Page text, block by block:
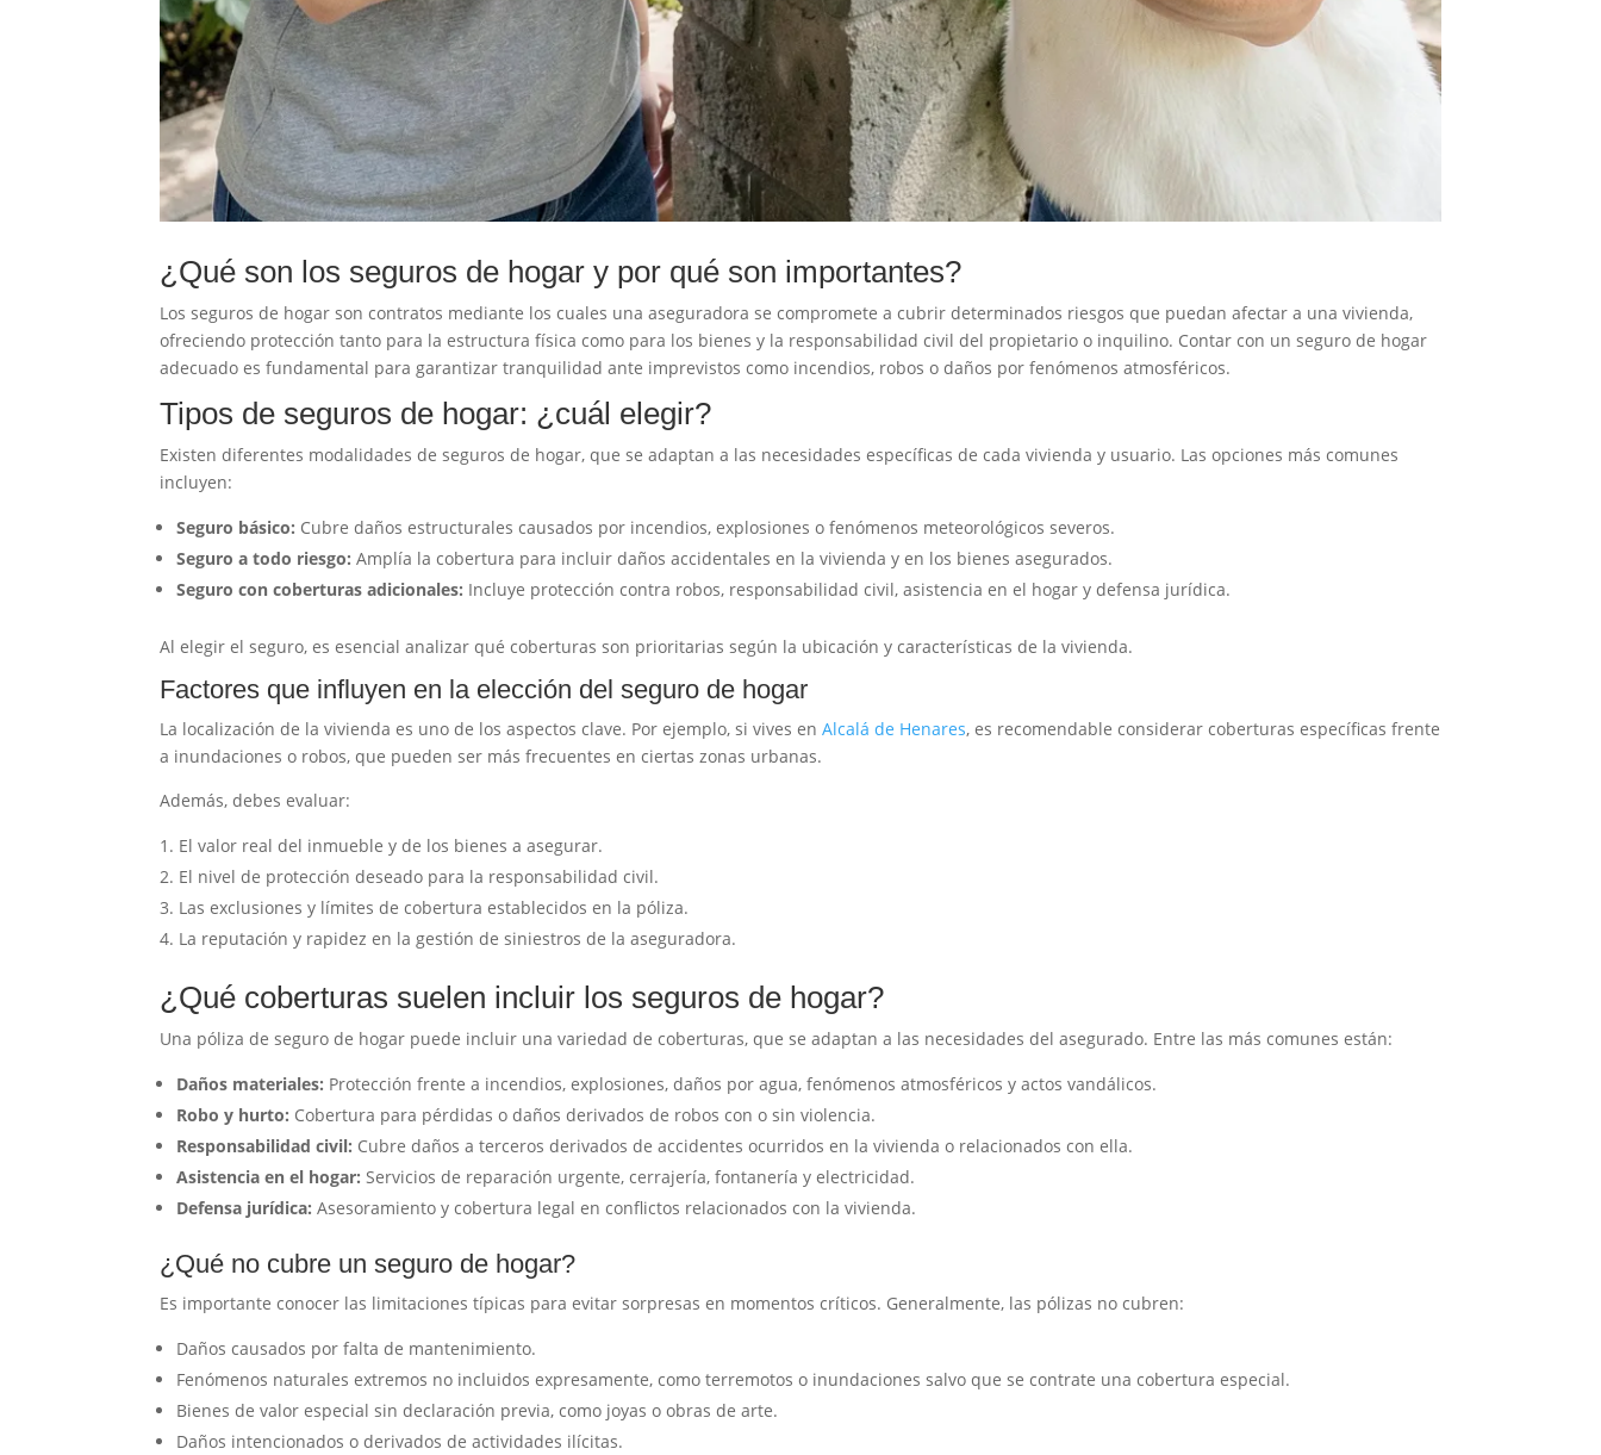
¿Qué son los seguros de hogar y por qué son importantes?
Los seguros de hogar son contratos mediante los cuales una aseguradora se compromete a cubrir determinados riesgos que puedan afectar a una vivienda,
ofreciendo protección tanto para la estructura física como para los bienes y la responsabilidad civil del propietario o inquilino. Contar con un seguro de hogar
adecuado es fundamental para garantizar tranquilidad ante imprevistos como incendios, robos o daños por fenómenos atmosféricos.
Tipos de seguros de hogar: ¿cuál elegir?
Existen diferentes modalidades de seguros de hogar, que se adaptan a las necesidades específicas de cada vivienda y usuario. Las opciones más comunes
incluyen:
Seguro básico: Cubre daños estructurales causados por incendios, explosiones o fenómenos meteorológicos severos.
Seguro a todo riesgo: Amplía la cobertura para incluir daños accidentales en la vivienda y en los bienes asegurados.
Seguro con coberturas adicionales: Incluye protección contra robos, responsabilidad civil, asistencia en el hogar y defensa jurídica.
Al elegir el seguro, es esencial analizar qué coberturas son prioritarias según la ubicación y características de la vivienda.
Factores que influyen en la elección del seguro de hogar
La localización de la vivienda es uno de los aspectos clave. Por ejemplo, si vives enAlcalá de Henares, es recomendable considerar coberturas específicas frente
a inundaciones o robos, que pueden ser más frecuentes en ciertas zonas urbanas.
Además, debes evaluar:
El valor real del inmueble y de los bienes a asegurar.
El nivel de protección deseado para la responsabilidad civil.
Las exclusiones y límites de cobertura establecidos en la póliza.
La reputación y rapidez en la gestión de siniestros de la aseguradora.
¿Qué coberturas suelen incluir los seguros de hogar?
Una póliza de seguro de hogar puede incluir una variedad de coberturas, que se adaptan a las necesidades del asegurado. Entre las más comunes están:
Daños materiales: Protección frente a incendios, explosiones, daños por agua, fenómenos atmosféricos y actos vandálicos.
Robo y hurto: Cobertura para pérdidas o daños derivados de robos con o sin violencia.
Responsabilidad civil: Cubre daños a terceros derivados de accidentes ocurridos en la vivienda o relacionados con ella.
Asistencia en el hogar: Servicios de reparación urgente, cerrajería, fontanería y electricidad.
Defensa jurídica: Asesoramiento y cobertura legal en conflictos relacionados con la vivienda.
¿Qué no cubre un seguro de hogar?
Es importante conocer las limitaciones típicas para evitar sorpresas en momentos críticos. Generalmente, las pólizas no cubren:
Daños causados por falta de mantenimiento.
Fenómenos naturales extremos no incluidos expresamente, como terremotos o inundaciones salvo que se contrate una cobertura especial.
Bienes de valor especial sin declaración previa, como joyas o obras de arte.
Daños intencionados o derivados de actividades ilícitas.